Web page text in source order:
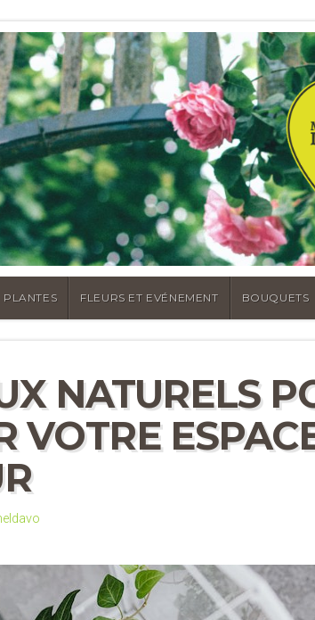
PLANTES FLEURS ET EVÉNEMENT BOUQUETS
NATURELS
VOTRE